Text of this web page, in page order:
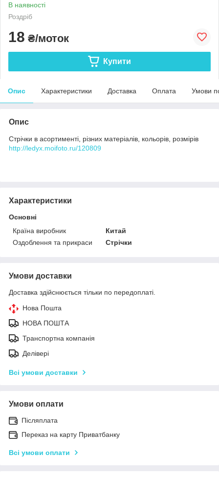
В наявності
Роздріб
18 ₴/моток
Купити
Опис Характеристики Доставка Оплата Умови
Опис
Стрічки в асортименті, різних матеріалів, кольорів, розмірів
http://ledyx.moifoto.ru/120809
Характеристики
Основні
Країна виробник
Китай
Оздоблення та прикраси
Стрічки
Умови доставки
Доставка здійснюється тільки по передоплаті.
Нова Пошта
НОВА ПОШТА
Транспортна компанія
Делівері
Всі умови доставки
Умови оплати
Післяплата
Переказ на карту Приватбанку
Всі умови оплати